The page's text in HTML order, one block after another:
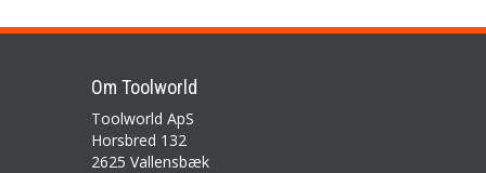
Om Toolworld
Toolworld ApS
Horsbred 132
2625 Vallensbæk